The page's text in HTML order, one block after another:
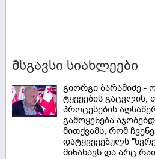
მსგავსი სიახლეები
გიორგი ბარამიძე -
ტყვეების გაცვლის,
პროცესების
გამოყენება
მითქვამს, რომ
დატყვევებულს
მინახავს და არც